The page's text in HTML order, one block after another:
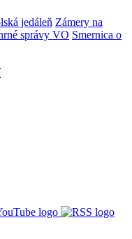
jedáleň Zámery na
správy VO Smernica o